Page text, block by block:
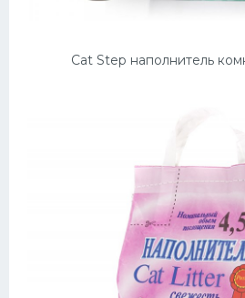
Cat Step наполнитель